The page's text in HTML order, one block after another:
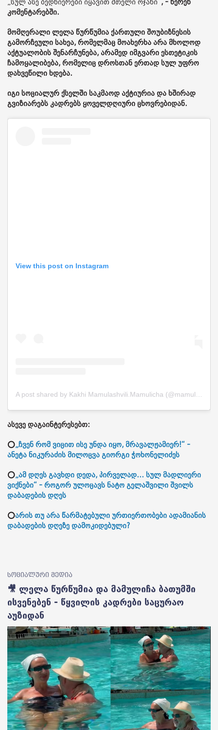
„სულ ასე ბედნიერები იყავით მთელი ოჯახი“ , - წერენ
კომენტარებში.
მომღერალი ლელა წურწუმია ქართული შოუბიზნესის
გამორჩეული სახეა, რომელმაც მოახერხა არა მხოლოდ
აქტუალობის შენარჩუნება, არამედ იმგვარი ესთეტიკის
ჩამოყალიბება, რომელიც დროსთან ერთად სულ უფრო
დახვეწილი ხდება.
იგი სოციალურ ქსელში საკმაოდ აქტიურია და ხშირად
გვიზიარებს კადრებს ყოველდღიური ცხოვრებიდან.
View this post on Instagram
A post shared by Kakhi Mamulashvili.Mamulicha (@mamulicha888)
ასევე დაგაინტერესებთ:
⭕„ჩვენ რომ ვიცით ისე უნდა იყო, მრავალჟამიერ!“ -
ანეტა ნიკურაძის მილოცვა გიორგი ჭოხონელიძეს
⭕„ამ დღეს გავხდი დედა, პირველად... სულ მადლიერი
ვიქნები“ - როგორ ულოცავს ნატო გელაშვილი შვილს
დაბადების დღეს
⭕არის თუ არა წარმატებული ურთიერთობები ადამიანის
დაბადების დღეზე დამოკიდებული?
სოციალური მედია
🎥 ლელა წურწუმია და მამულიჩა ბათუმში
ისვენებენ - წყვილის კადრები საცურაო
აუზიდან